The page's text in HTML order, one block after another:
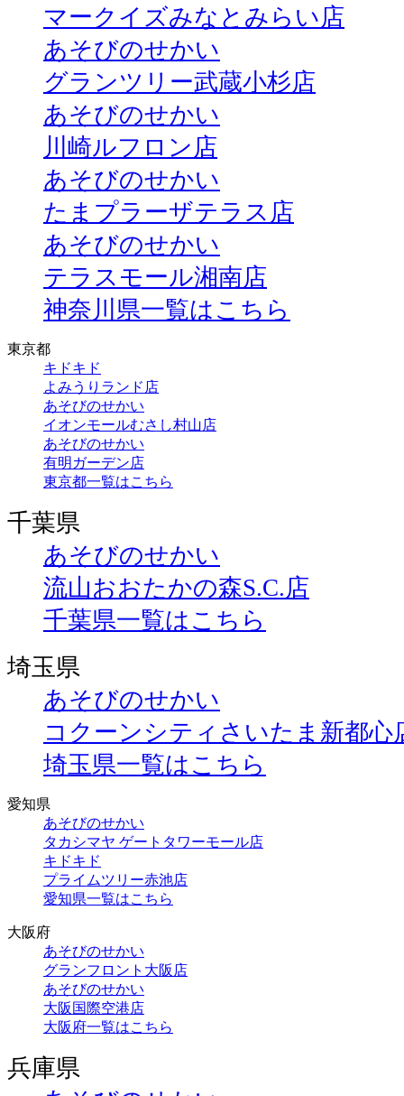
マークイズみなとみらい店
あそびのせかい
グランツリー武蔵小杉店
あそびのせかい
川崎ルフロン店
あそびのせかい
たまプラーザテラス店
あそびのせかい
テラスモール湘南店
神奈川県一覧はこちら
東京都
キドキド
よみうりランド店
あそびのせかい
イオンモールむさし村山店
あそびのせかい
有明ガーデン店
東京都一覧はこちら
千葉県
あそびのせかい
流山おおたかの森S.C.店
千葉県一覧はこちら
埼玉県
あそびのせかい
コクーンシティさいたま新都心
埼玉県一覧はこちら
愛知県
あそびのせかい
タカシマヤ ゲートタワーモール店
キドキド
プライムツリー赤池店
愛知県一覧はこちら
大阪府
あそびのせかい
グランフロント大阪店
あそびのせかい
大阪国際空港店
大阪府一覧はこちら
兵庫県